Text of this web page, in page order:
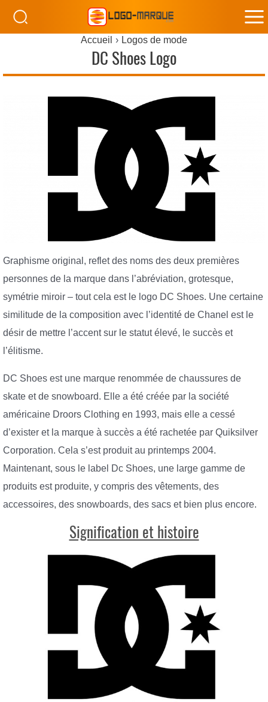
Accueil Logos de mode
DC Shoes Logo
Graphisme original, reflet des noms des deux premières
personnes de la marque dans l’abréviation, grotesque,
symétrie miroir – tout cela est le logo DC Shoes. Une certaine
similitude de la composition avec l’identité de Chanel est le
désir de mettre l’accent sur le statut élevé, le succès et
l’élitisme.
DC Shoes est une marque renommée de chaussures de
skate et de snowboard. Elle a été créée par la société
américaine Droors Clothing en 1993, mais elle a cessé
d’exister et la marque à succès a été rachetée par Quiksilver
Corporation. Cela s’est produit au printemps 2004.
Maintenant, sous le label Dc Shoes, une large gamme de
produits est produite, y compris des vêtements, des
accessoires, des snowboards, des sacs et bien plus encore.
Signification et histoire